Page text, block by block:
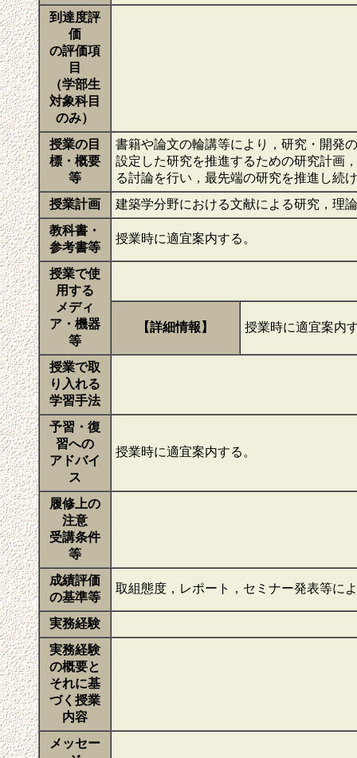
到達度評
価
の評価項
目
（学部生
対象科目
のみ）
授業の目
標・概要
等
書籍や論文の輪講等により，研究・開発
設定した研究を推進するための研究計画
る討論を行い，最先端の研究を推進し続
授業計画
建築学分野における文献による研究，理
教科書・
参考書等
授業時に適宜案内する。
授業で使
用する
メディ
ア・機器
等
【詳細情報】 授業時に適宜案内
授業で取
り入れる
学習手法
予習・復
習への
アドバイ
ス
授業時に適宜案内する。
履修上の
注意
受講条件
等
成績評価
の基準等
取組態度，レポート，セミナー発表等に
実務経験
実務経験
の概要と
それに基
づく授業
内容
メッセー